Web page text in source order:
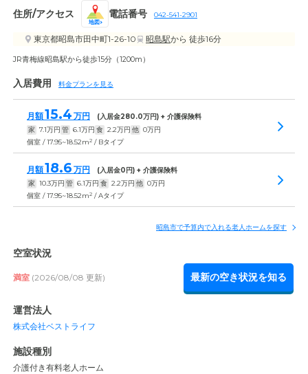
住所/アクセス
地図
電話番号 042-541-2901
東京都昭島市田中町1-26-10 昭島駅から 徒歩16分
JR青梅線昭島駅から徒歩15分（1200m）
入居費用 料金プランを見る
月額15.4 万円 (入居金280.0万円) + 介護保険料
家 7.1万円 管 6.1万円 食 2.2万円 他 0万円
個室 / 17.95~18.52m2 / Bタイプ
月額18.6 万円 (入居金0 円) + 介護保険料
家 10.3万円 管 6.1万円 食 2.2万円 他 0万円
個室 / 17.95~18.52m2 / Aタイプ
昭島市で予算内で入れる老人ホームを探す
空室状況
満室 (2026/08/08 更新) 最新の空き状況を知る
運営法人
株式会社ベストライフ
施設種別
介護付き有料老人ホーム